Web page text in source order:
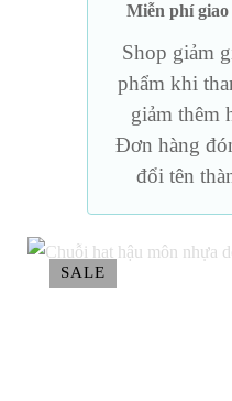
Miễn phí
Shop giảm
phẩm khi
giảm thêm
Đơn hàng
đổi tên
SALE